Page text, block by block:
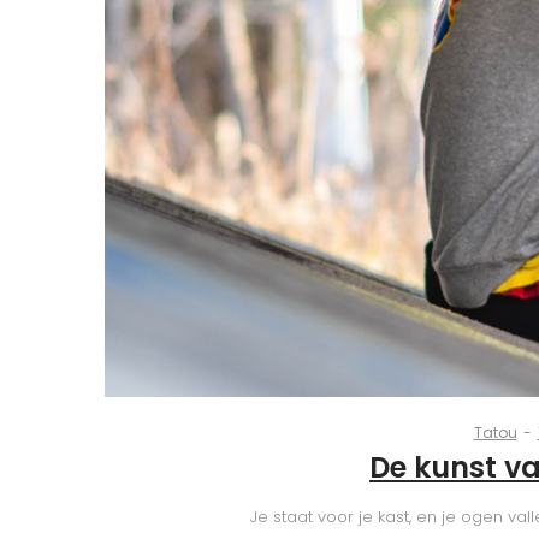
ByTatou
De kunst
Je staat voor je kast, en je ogen